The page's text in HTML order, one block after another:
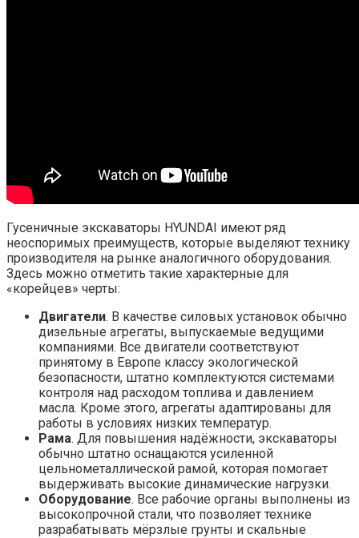
Гусеничные экскаваторы HYUNDAI имеют ряд
неоспоримых преимуществ, которые выделяют технику
производителя на рынке аналогичного оборудования.
Здесь можно отметить такие характерные для
«корейцев» черты:
Двигатели. В качестве силовых установок обычно
дизельные агрегаты, выпускаемые ведущими
компаниями. Все двигатели соответствуют
принятому в Европе классу экологической
безопасности, штатно комплектуются системами
контроля над расходом топлива и давлением
масла. Кроме этого, агрегаты адаптированы для
работы в условиях низких температур.
Рама. Для повышения надёжности, экскаваторы
обычно штатно оснащаются усиленной
цельнометаллической рамой, которая помогает
выдерживать высокие динамические нагрузки.
Оборудование. Все рабочие органы выполнены из
высокопрочной стали, что позволяет технике
разрабатывать мёрзлые грунты и скальные